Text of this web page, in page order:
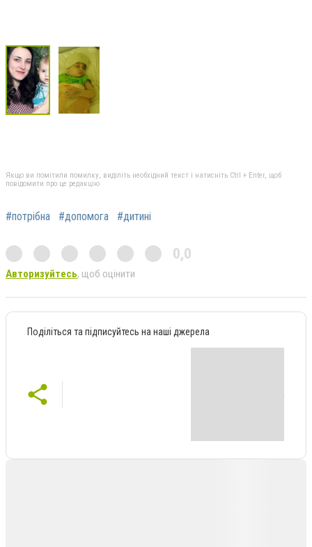
Якщо ви помітили помилку, виділіть необхідний текст і натисніть Ctrl + Enter, щоб
повідомити про це редакцію
#потрібна #допомога #дитині
0,0
Авторизуйтесь, щоб оцінити
Поділіться та підписуйтесь на наші джерела